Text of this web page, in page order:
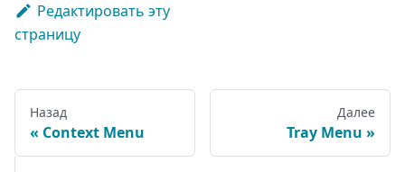
Редактировать эту
страницу
Назад
Context Menu
Далее
Tray Menu